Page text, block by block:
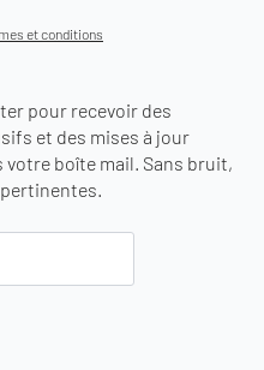
et conditions
pour recevoir des
et des mises à jour
boîte mail. Sans bruit,